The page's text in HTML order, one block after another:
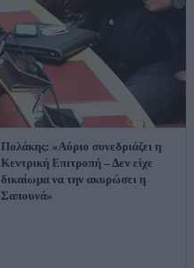
Πολάκης: «Αύριο συνεδριάζει η
Κεντρική Επιτροπή – Δεν είχε
δικαίωμα να την ακυρώσει η
Σαπουνά»